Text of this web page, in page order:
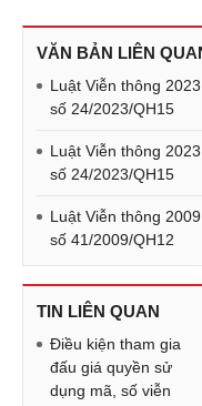
VĂN BẢN LIÊN
Luật Viễn thông 2023,
số 24/2023/QH15
Luật Viễn thông 2023,
số 24/2023/QH15
Luật Viễn thông 2009,
số 41/2009/QH12
TIN LIÊN QUAN
Điều kiện tham gia
đấu giá quyền sử
dụng mã, số viễn